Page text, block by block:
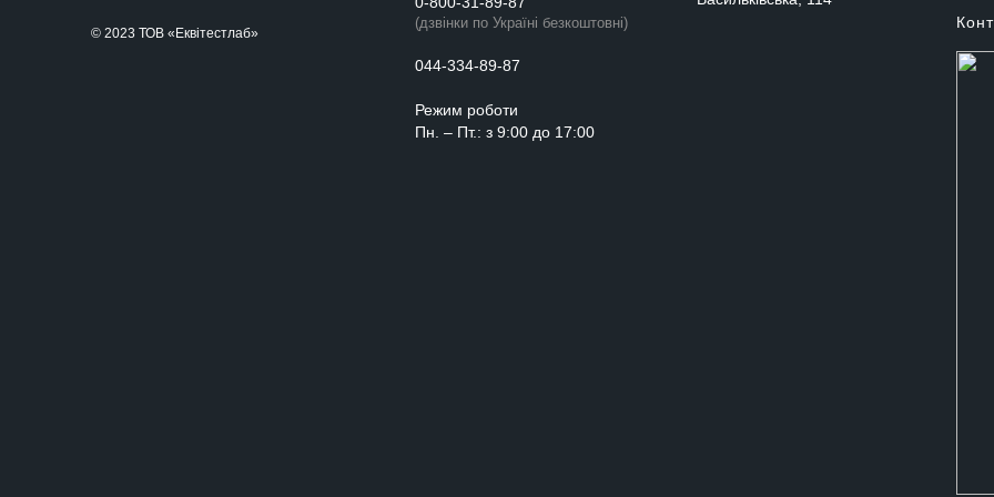
© 2023 ТОВ «Еквітестлаб»
(дзвінки по Україні безкоштовні)
044-334-89-87
Режим роботи
Пн. – Пт.: з 9:00 до 17:00